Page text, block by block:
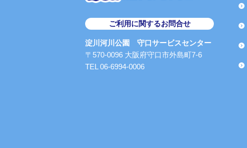
ご利用に関するお問合せ
淀川河川公園 守口サービスセンター
〒570-0096 大阪府守口市外島町7-6
TEL 06-6994-0006